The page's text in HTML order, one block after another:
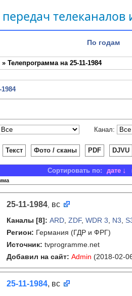
телеканалов
По годам
» Телепрограмма на 25-11-1984
1984
Канал:
Текст Фото / сканы PDF DJVU
Сортировать по: дате
25-11-1984, вс
Каналы [8]: ARD ZDF, WDR 3 N3
Регион: Германия (ГДР и ФРГ)
Источник: tvprogramme.net
Добавил на сайт: Admin (2018-02-
25-11-1984, вс